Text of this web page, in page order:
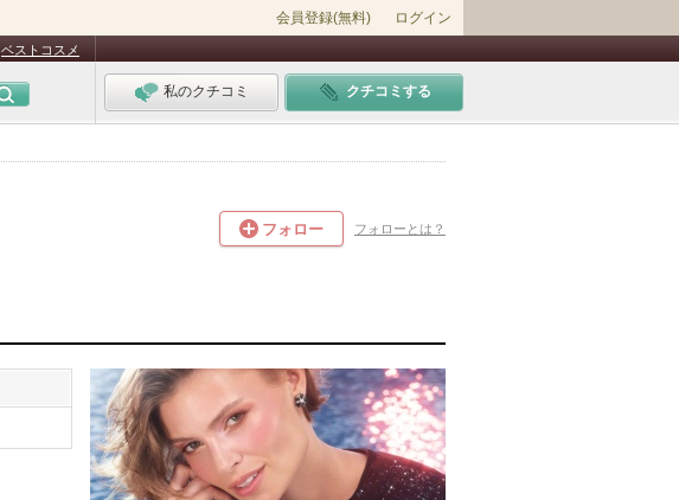
会員登録(無料) ログイン
ベストコスメ
私のクチコミ クチコミする
フォロー フォローとは？